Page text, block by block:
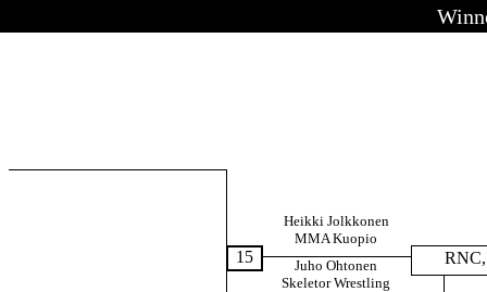
15
Heikki Jolkkonen
MMA Kuopio
Juho Ohtonen
Skeletor Wrestling